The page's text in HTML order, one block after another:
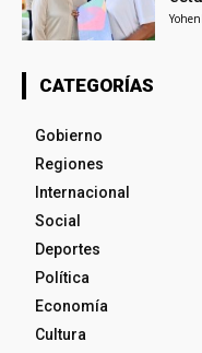
CATEGORÍAS
Gobierno
Regiones
Internacional
Social
Deportes
Política
Economía
Cultura